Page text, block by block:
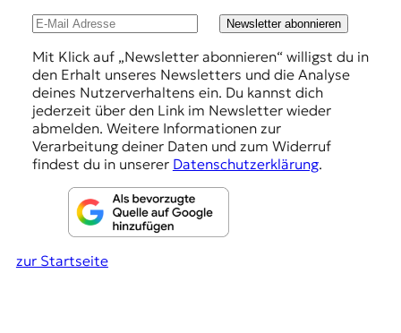
Newsletter abonnieren
Mit Klick auf „Newsletter abonnieren“ willigst du in
den Erhalt unseres Newsletters und die Analyse
deines Nutzerverhaltens ein. Du kannst dich
jederzeit über den Link im Newsletter wieder
abmelden. Weitere Informationen zur
Verarbeitung deiner Daten und zum Widerruf
findest du in unserer Datenschutzerklärung.
zur Startseite